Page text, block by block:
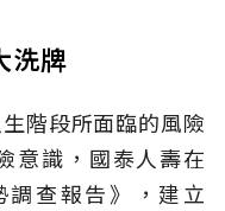
洗牌
階段所面臨的風險
意識，國泰人壽在
查報告》，建立